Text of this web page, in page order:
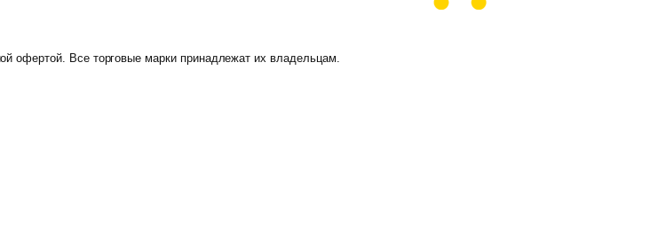
офертой. Все торговые марки принадлежат их владельцам.